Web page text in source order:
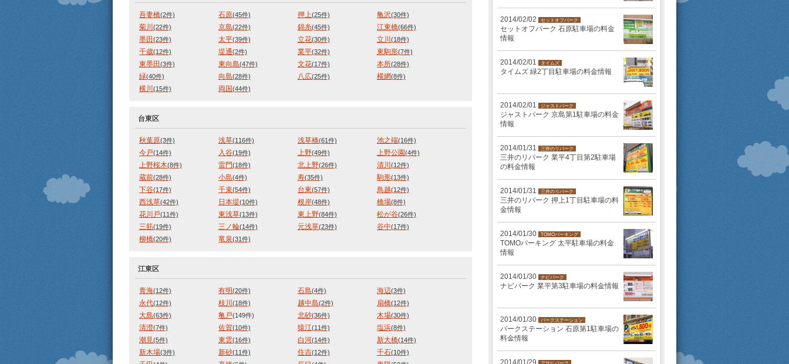
吾妻橋(2件) 石原(45件) 押上(25件) 亀沢(30件)
菊川 (22件) 京島(22件) 錦糸(45件) 江東橋(66件)
墨田(23件) 太平(39件) 立花(30件) 立川 (18件)
千歳(12件) 堤通(2件) 業平(32件) 東駒形(7件)
東墨田(3件) 東向島(47件) 文花(17件) 本所(28件)
緑(40件) 向島(28件) 八広(25件) 横網(8件)
横川 (15件) 両国(44件)
台東区
秋葉原(3件) 浅草(116件) 浅草橋(61件) 池之端(16件)
今戸(14件) 入谷(19件) 上野(49件) 上野公園(4件)
上野桜木(8件) 雷門(18件) 北上野(26件) 清川 (12件)
蔵前(28件) 小島(4件) 寿(35件) 駒形(13件)
下谷(17件) 千束(54件) 台東(57件) 鳥越(12件)
西浅草(42件) 日本堤(10件) 根岸(48件) 橋場(8件)
花川戸(11件) 東浅草(13件) 東上野(84件) 松が谷(26件)
三筋(19件) 三ノ輪(14件) 元浅草(23件) 谷中(17件)
柳橋(20件) 竜泉(31件)
江東区
青海(12件) 有明(20件) 石島(4件) 海辺(3件)
永代(12件) 枝川 (18件) 越中島(2件) 扇橋(12件)
大島(63件) 亀戸(149件) 北砂(36件) 木場(30件)
清澄(7件) 佐賀(10件) 猿江(11件) 塩浜(8件)
潮見(5件) 東雲(16件) 白河(14件) 新大橋(14件)
新木場(3件) 新砂(11件) 住吉(12件) 千石(10件)
2014/02/02 セットオフパーク
セットオフパーク 石原駐車場の料金
情報
2014/02/01 タイムズ
タイムズ 緑2丁目駐車場の料金情報
2014/02/01 ジャストパーク
ジャストパーク 京島第1駐車場の料金
情報
2014/01/31 三井のリパーク
三井のリパーク 業平4丁目第2駐車場
の料金情報
2014/01/31 三井のリパーク
三井のリパーク 押上1丁目駐車場の料
金情報
2014/01/30 TOMOパーキング
TOMOパーキング 太平駐車場の料金
情報
2014/01/30 ナビパーク
ナビパーク 業平第3駐車場の料金情報
2014/01/30 パークステーション
パークステーション 石原第1駐車場の
料金情報
2014/01/29 アサヒパーク